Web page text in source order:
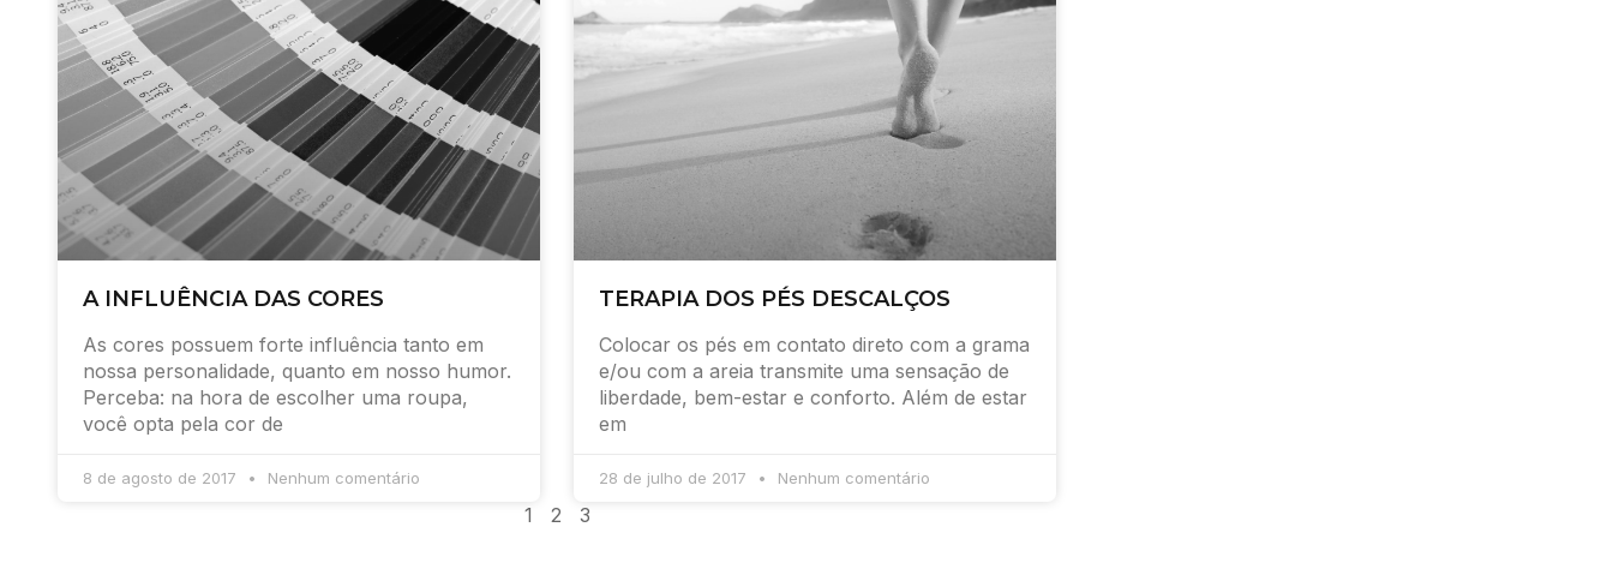
A INFLUÊNCIA DAS CORES
As cores possuem forte influência tanto em
nossa personalidade, quanto em nosso humor.
Perceba: na hora de escolher uma roupa,
você opta pela cor de
8 de agosto de 2017 Nenhum comentário
TERAPIA DOS PÉS DESCALÇOS
Colocar os pés em contato direto com a grama
e/ou com a areia transmite uma sensação de
liberdade, bem-estar e conforto. Além de estar
em
28 de julho de 2017 Nenhum comentário
1 2 3